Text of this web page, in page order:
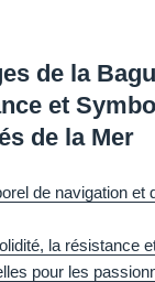
de la
et
de la Mer
de navigation et
la résistance
pour les